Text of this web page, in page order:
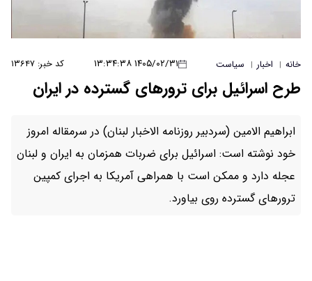
خانه | اخبار | سیاست ۱۴۰۵/۰۲/۳۱ ۱۳:۳۴:۳۸ کد خبر: ۱۳۶۴۷
طرح اسرائیل برای ترورهای گسترده در ایران
ابراهیم الامین (سردبیر روزنامه الاخبار لبنان) در سرمقاله امروز
خود نوشته است: اسرائیل برای ضربات همزمان به ایران و لبنان
عجله دارد و ممکن است با همراهی آمریکا به اجرای کمپین
ترورهای گسترده روی بیاورد.